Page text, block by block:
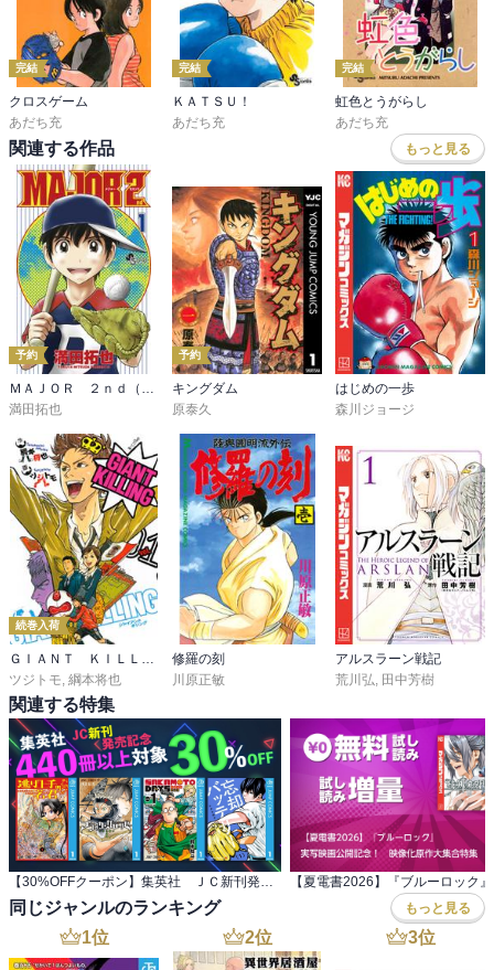
完結
クロスゲーム
あだち充
完結
ＫＡＴＳＵ！
あだち充
完結
虹色とうがらし
あだち充
関連する作品 もっと見る
予約
ＭＡＪＯＲ ２ｎｄ（メジャーセカンド）
満田拓也
予約
キングダム
原泰久
はじめの一歩
森川ジョージ
続巻入荷
ツジトモ 綱本将也
修羅の刻
川原正敏
アルスラーン戦記
荒川弘 田中芳樹
関連する特集
同じジャンルのランキング もっと見る
1位 2位 3位